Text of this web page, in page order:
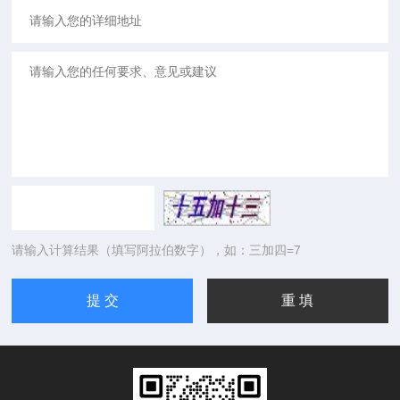
请输入计算结果（填写阿拉伯数字），如：三加四=7